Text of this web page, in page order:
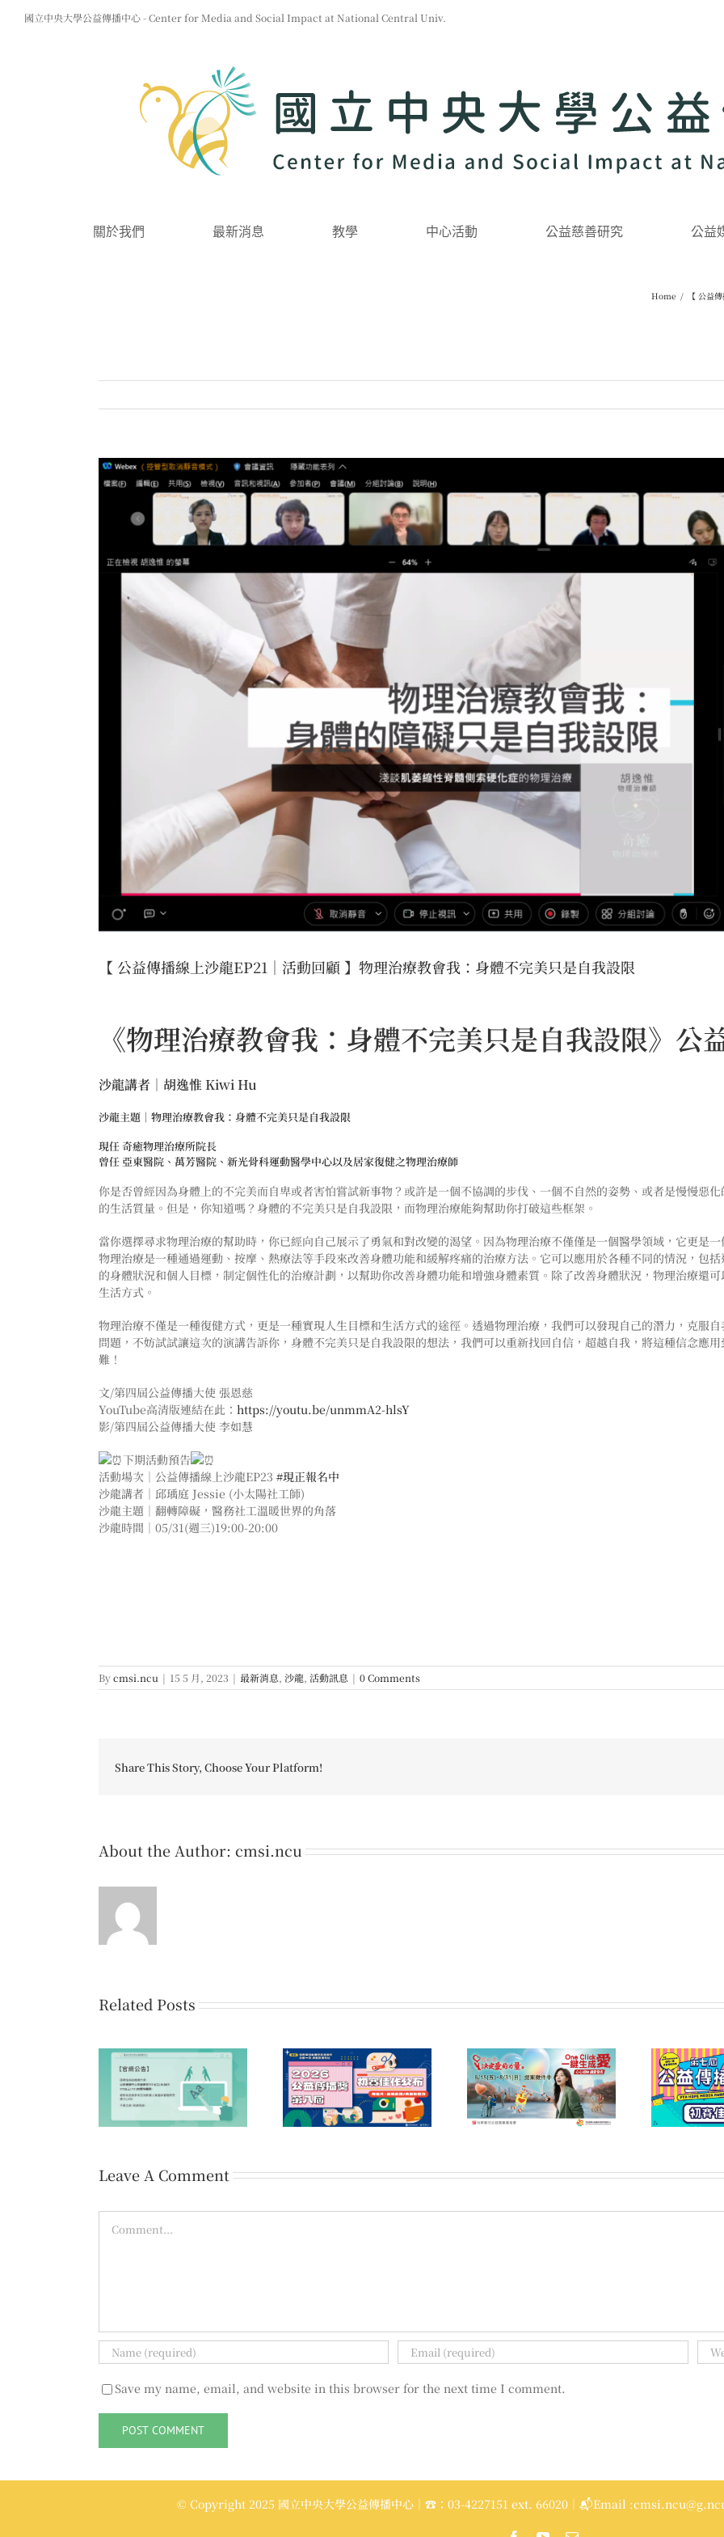
國立中央大學公益傳播中心 - Center for Media and Social Impact at National Central Univ.
關於我們 最新消息 教學 中心活動 公益慈善研究 公益
Home / 【 公益
View
Larger
【 公益傳播線上沙龍EP21｜活動回顧 】物理治療教會我：身體不完美只是自我設限
《物理治療教會我：身體不完美只是自我設限》公
沙龍講者｜胡逸惟 Kiwi Hu
沙龍主題｜物理治療教會我：身體不完美只是自我設限
現任 奇癒物理治療所院長
曾任 亞東醫院、萬芳醫院、新光骨科運動醫學中心以及居家復健之物理治療師
你是否曾經因為身體上的不完美而自卑或者害怕嘗試新事物？或許是一個不協調的步伐、一個不自然的姿勢、或者是慢慢惡
的生活質量。但是，你知道嗎？身體的不完美只是自我設限，而物理治療能夠幫助你打破這些框架。
當你選擇尋求物理治療的幫助時，你已經向自己展示了勇氣和對改變的渴望。因為物理治療不僅僅是一個醫學領域，它更是一
物理治療是一種通過運動、按摩、熱療法等手段來改善身體功能和緩解疼痛的治療方法。它可以應用於各種不同的情況，包
的身體狀況和個人目標，制定個性化的治療計劃，以幫助你改善身體功能和增強身體素質。除了改善身體狀況，物理治療還
生活方式。
物理治療不僅是一種復健方式，更是一種實現人生目標和生活方式的途徑。透過物理治療，我們可以發現自己的潛力，克服
問題，不妨試試讓這次的演講告訴你，身體不完美只是自我設限的想法，我們可以重新找回自信，超越自我，將這種信念應
難！
文/第四屆公益傳播大使 張恩慈
YouTube高清版連結在此： https://youtu.be/unmmA2-hlsY
影/第四屆公益傳播大使 李如慧
下期活動預告
活動場次｜公益傳播線上沙龍EP23 #現正報名中
沙龍講者｜邱瑀庭 Jessie (小太陽社工師)
沙龍主題｜翻轉障礙，醫務社工溫暖世界的角落
沙龍時間｜05/31(週三)19:00-20:00
Bycmsi.ncu | 15 5 月, 2023 | 最新消息, 沙龍, 活動訊息 | 0 Comments
Share This Story, Choose Your Platform!
About the Author: cmsi.ncu
Related Posts
第八屆公益傳播獎 初賽
佳作名單公告
第16屆「您的一票，決定
愛的力量」公益傳播領域
提案開放公告
第七屆公益傳播獎 初賽
佳作名單公告
第
Leave A Comment
Save my name, email, and website in this browser for the next time I comment.
© Copyright 2025 國立中央大學公益傳播中心｜☎：03-4227151 ext. 66020｜📬Email